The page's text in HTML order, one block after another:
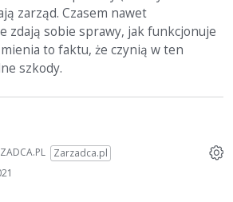
zarząd. Czasem nawet
zdają sobie sprawy, jak funkcjonuje
to faktu, że czynią w ten
szkody.
Zarzadca.pl